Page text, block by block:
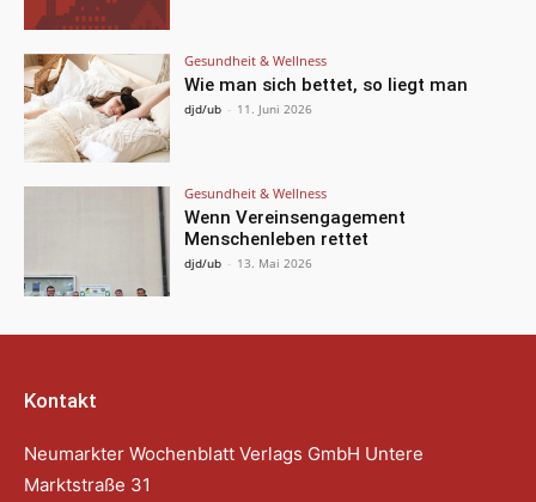
Gesundheit & Wellness
Wie man sich bettet, so liegt man
djd/ub - 11. Juni 2026
Gesundheit & Wellness
Wenn Vereinsengagement
Menschenleben rettet
djd/ub - 13. Mai 2026
Kontakt
Neumarkter Wochenblatt Verlags GmbH Untere
Marktstraße 31